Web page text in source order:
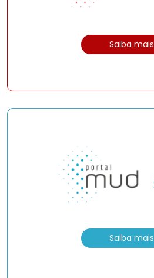
Saiba mais
Saiba mais